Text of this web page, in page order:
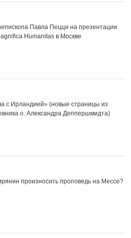
Павла Пецци на презентации
Нumanitas в Москве
с Ирландией» (новые страницы из
о. Александра Деппершмидта)
произносить проповедь на Мессе?